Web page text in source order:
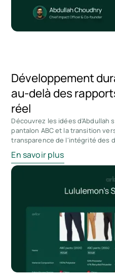
Développement
au-delà des
réel
Découvrez les idées d'Abdullah
pantalon ABC et la transition
transparence de l'intégrité des
En savoir plus